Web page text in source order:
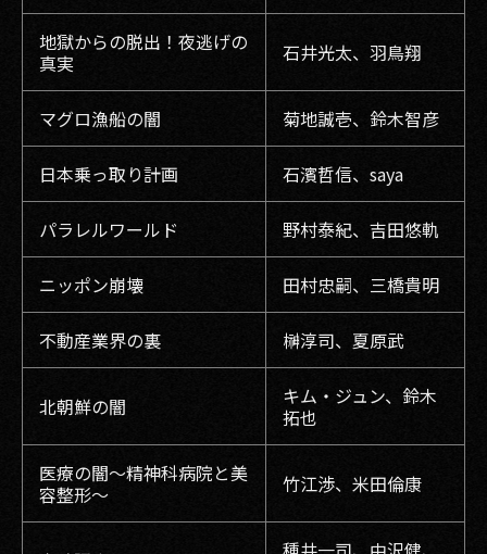
地獄からの脱出！夜逃げの
真実
石井光太、羽鳥翔
マグロ漁船の闇 菊地誠壱、鈴木智彦
日本乗っ取り計画 石濱哲信、saya
パラレルワールド 野村泰紀、吉田悠軌
ニッポン崩壊 田村忠嗣、三橋貴明
不動産業界の裏 榊淳司、夏原武
北朝鮮の闇
キム・ジュン、鈴木
拓也
医療の闇～精神科病院と美
容整形～
竹江渉、米田倫康